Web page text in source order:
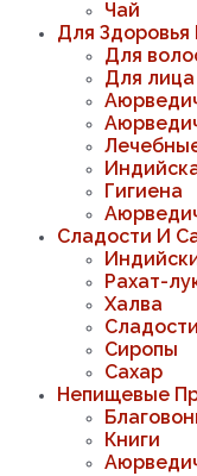
Чай
Для
Для
Для лица
Гигиена
Сладости И
Рахат-
Халва
Сладости
Сиропы
Сахар
Непищевые
Книги